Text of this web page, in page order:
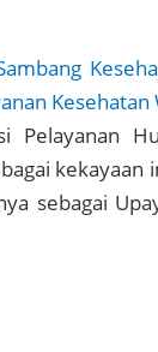
Kesehatan
Pelayanan
kekayaan
sebagai